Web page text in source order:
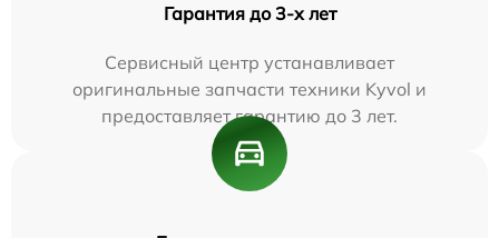
Гарантия до 3-х лет
Сервисный центр устанавливает
оригинальные запчасти техники Kyvol и
предоставляет гарантию до 3 лет.